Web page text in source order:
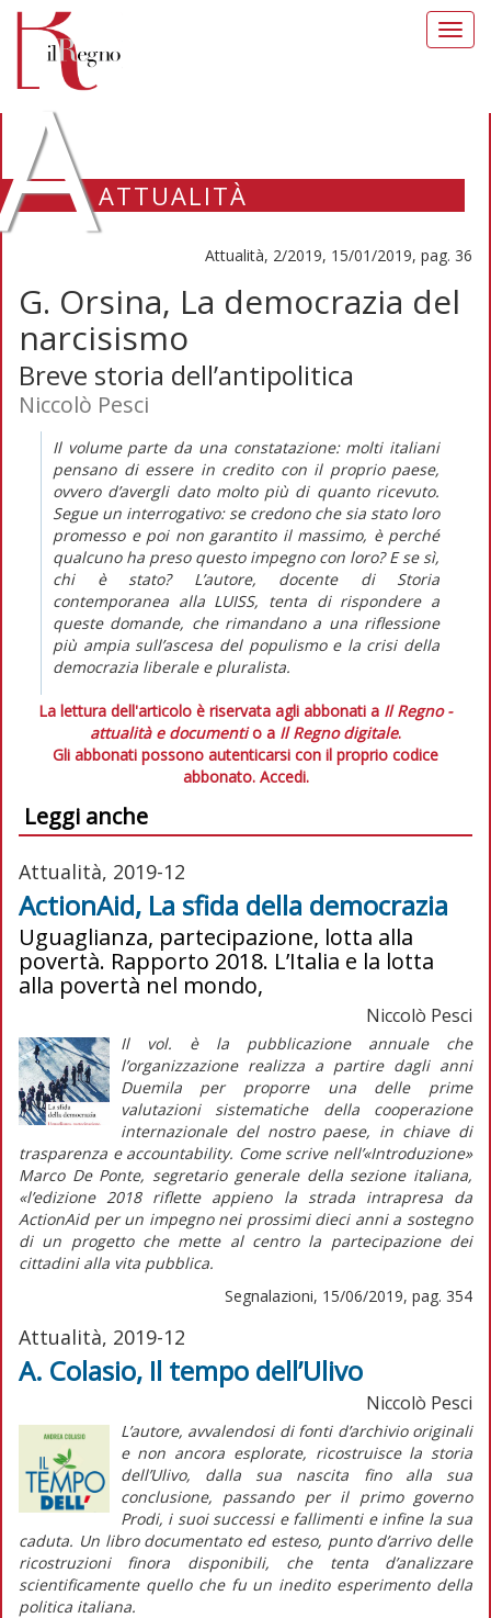
ATTUALITÀ
Attualità, 2/2019, 15/01/2019, pag. 36
G. Orsina, La democrazia del
narcisismo
Breve storia dell’antipolitica
Niccolò Pesci
Il volume parte da una constatazione: molti italiani
pensano di essere in credito con il proprio paese,
ovvero d’avergli dato molto più di quanto ricevuto.
Segue un interrogativo: se credono che sia stato loro
promesso e poi non garantito il massimo, è perché
qualcuno ha preso questo impegno con loro? E se sì,
chi è stato? L’autore, docente di Storia
contemporanea alla LUISS, tenta di rispondere a
queste domande, che rimandano a una riflessione
più ampia sull’ascesa del populismo e la crisi della
democrazia liberale e pluralista.
La lettura dell'articolo è riservata agli abbonati a Il Regno -
attualità e documentio a Il Regno digitale.
Gli abbonati possono autenticarsi con il proprio codice
abbonato. Accedi.
Leggi anche
Attualità, 2019-12
ActionAid, La sfida della democrazia
Uguaglianza, partecipazione, lotta alla
povertà. Rapporto 2018. L’Italia e la lotta
alla povertà nel mondo,
Niccolò Pesci
Il vol. è la pubblicazione annuale che
l’organizzazione realizza a partire dagli anni
Duemila per proporre una delle prime
valutazioni sistematiche della cooperazione
internazionale del nostro paese, in chiave di
trasparenza e accountability. Come scrive nell’«Introduzione»
Marco De Ponte, segretario generale della sezione italiana,
«l’edizione 2018 riflette appieno la strada intrapresa da
ActionAid per un impegno nei prossimi dieci anni a sostegno
di un progetto che mette al centro la partecipazione dei
cittadini alla vita pubblica.
Segnalazioni, 15/06/2019, pag. 354
Attualità, 2019-12
A. Colasio, Il tempo dell’Ulivo
Niccolò Pesci
L’autore, avvalendosi di fonti d’archivio originali
e non ancora esplorate, ricostruisce la storia
dell’Ulivo, dalla sua nascita fino alla sua
conclusione, passando per il primo governo
Prodi, i suoi successi e fallimenti e infine la sua
caduta. Un libro documentato ed esteso, punto d’arrivo delle
ricostruzioni finora disponibili, che tenta d’analizzare
scientificamente quello che fu un inedito esperimento della
politica italiana.